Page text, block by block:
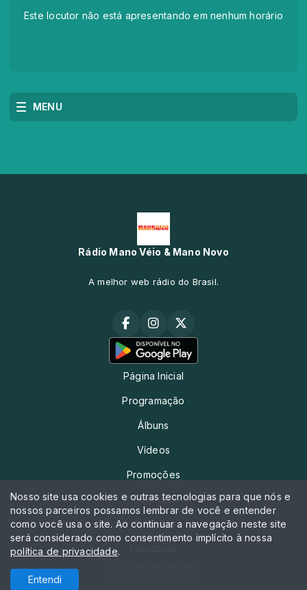
Este locutor não está apresentando em nenhum horário
MENU
Rádio Mano Véio & Mano Novo
A melhor web rádio do Brasil.
Página Inicial
Programação
Álbuns
Vídeos
Promoções
Eventos
Recados
Nosso site usa cookies e outras tecnologias para que nós e
nossos parceiros possamos lembrar de você e entender
como você usa o site. Ao continuar a navegação neste site
será considerado como consentimento implícito à nossa
política de privacidade.
Entendi